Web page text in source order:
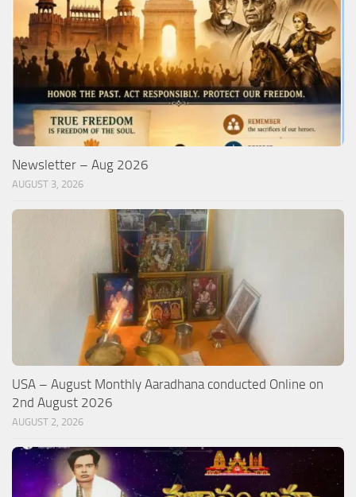
Newsletter – Aug 2026
AUGUST 3, 2026
USA – August Monthly Aaradhana conducted Online on
2nd August 2026
AUGUST 2, 2026